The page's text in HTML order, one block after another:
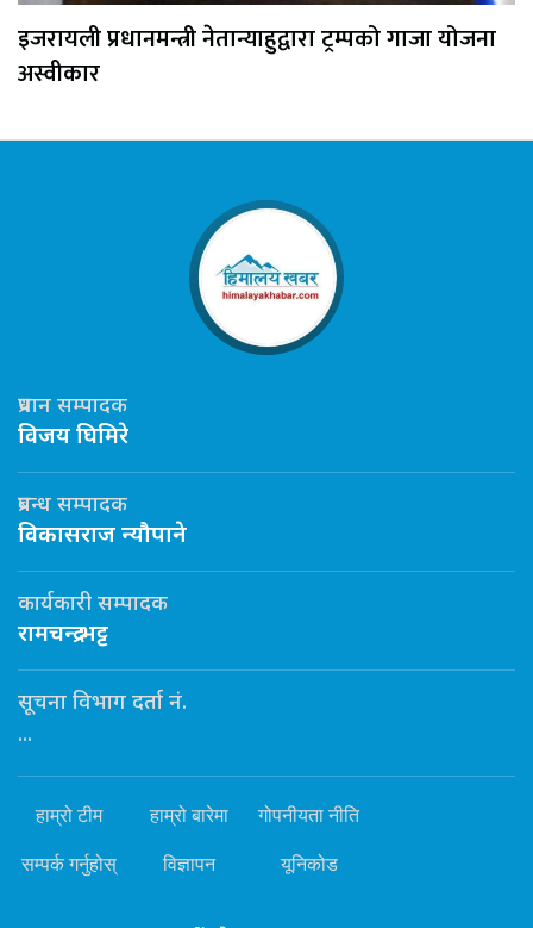
इजरायली प्रधानमन्त्री नेतान्याहुद्वारा ट्रम्पको गाजा योजना
अस्वीकार
प्रधान सम्पादक
विजय घिमिरे
प्रबन्ध सम्पादक
विकासराज न्यौपाने
कार्यकारी सम्पादक
रामचन्द्र भट्ट
सूचना विभाग दर्ता नं.
...
हाम्रो टीम हाम्रो बारेमा गोपनीयता नीति
सम्पर्क गर्नुहोस् विज्ञापन यूनिकोड